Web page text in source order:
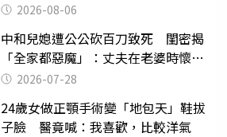
2026-08-06
中和兒媳遭公公砍百刀致死 閨密揭
「全家都惡魔」：丈夫在老婆時懷孕
摔東西
2026-07-28
24歲女做正顎手術變「地包天」鞋拔
子臉 醫竟喊：我喜歡，比較洋氣